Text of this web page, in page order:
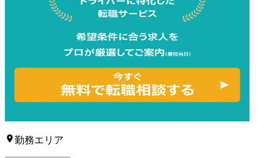
勤務エリア